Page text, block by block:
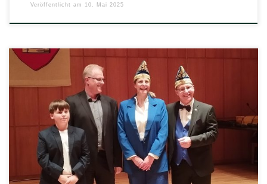
Veröffentlicht am 10. Mai 2025
Bei der traditionellen Vorstellung der Tollitäten unseres
Heimatstädtchens war auch die UWV Euskirchen zugegen.
Im Ratssaal der Stadt wurde neben dem Küfer Finn das
erste Prinzenpaar in der Historie des Euskirchener
Karnevals vorgestellt: Prinz Jens und Prinzessin Simone!
Unterstützt von Kräften der einheimischen
Karnevalsgesellschaften und versehen mit guten Worten
der […]